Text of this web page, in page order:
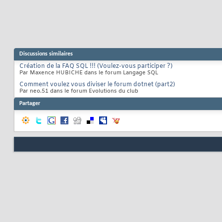
Discussions similaires
Création de la FAQ SQL !!! (Voulez-vous participer ?)
Par Maxence HUBICHE dans le forum Langage SQL
Comment voulez vous diviser le forum dotnet (part2)
Par neo.51 dans le forum Evolutions du club
Partager